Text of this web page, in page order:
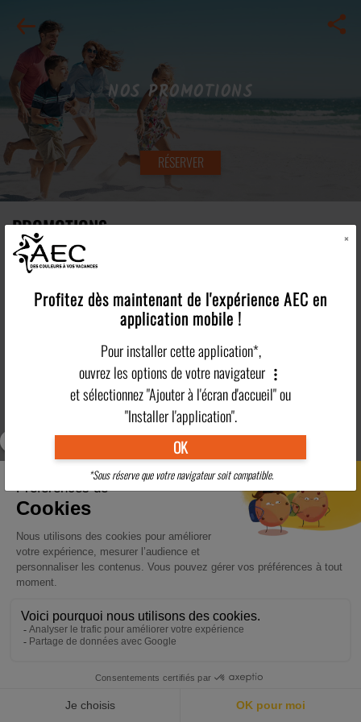
NOS PROMOTIONS
RÉSERVER
PROMOTIONS
Saisissez l'opportunité de partir à prix réduits
en consultant toutes nos différentes offres
promotionnelles !
Les promotions de l'été pour les
EARLY BOOKING HIVER 2026 -
2027
Les mardis qui font voyager
DESTINATIONS POINTS FORTS
×
Profitez dès maintenant de l'expérience AEC en
application mobile !
Pour installer cette application*,
ouvrez les options de votre navigateur
et sélectionnez "Ajouter à l'écran d'accueil" ou
"Installer l'application".
OK
*Sous réserve que votre navigateur soit compatible.